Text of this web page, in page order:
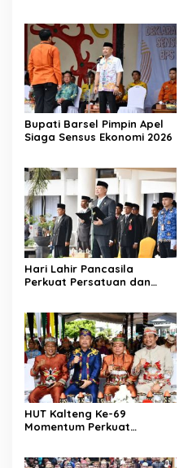
Bupati Barsel Pimpin Apel
Siaga Sensus Ekonomi 2026
Hari Lahir Pancasila
Perkuat Persatuan dan
HUT Kalteng Ke-69
Momentum Perkuat